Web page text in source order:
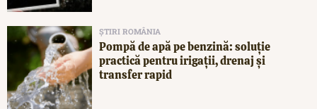
ȘTIRI ROMÂNIA
Pompă de apă pe benzină: soluție
practică pentru irigații, drenaj și
transfer rapid